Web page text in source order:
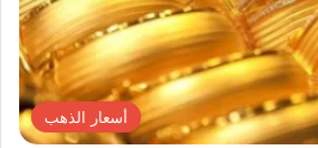
أسعار الذهب